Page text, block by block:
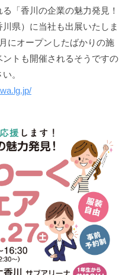
「香川の企業の魅力発見！
県）に当社も出展いたしま
にオープンしたばかりの施
トも開催されるそうですの
。